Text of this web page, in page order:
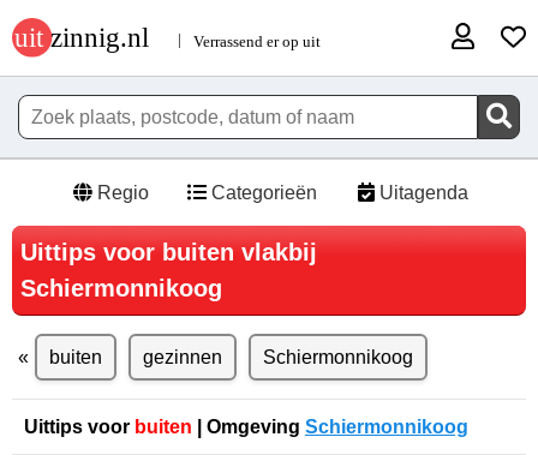
Regio Categorieën Uitagenda
Uittips voor buiten vlakbij
Schiermonnikoog
buiten gezinnen Schiermonnikoog
Uittips voor buiten | Omgeving Schiermonnikoog